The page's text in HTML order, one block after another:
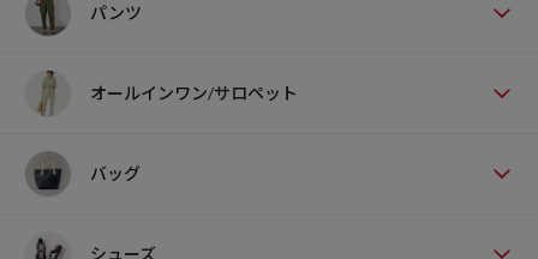
パンツ
オールインワン/サロペット
バッグ
シューズ